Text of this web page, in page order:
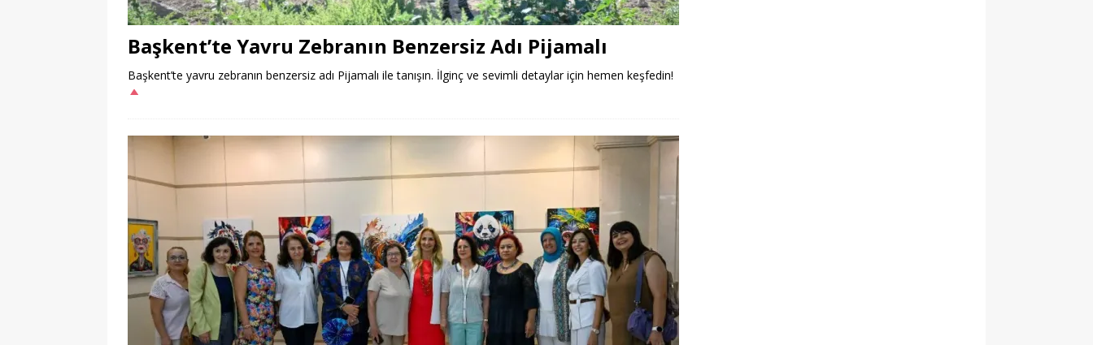
Başkent’te Yavru Zebranın Benzersiz Adı Pijamalı
Başkent’te yavru zebranın benzersiz adı Pijamalı ile tanışın. İlginç ve sevimli detaylar için hemen keşfedin!